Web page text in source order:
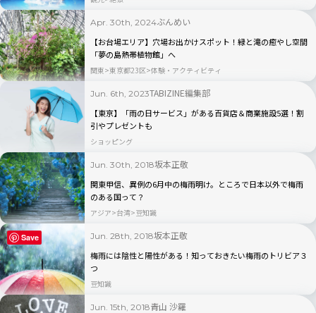
Apr. 30th, 2024ぶんめい
【お台場エリア】穴場お出かけスポット！緑と滝の癒やし空間
「夢の島熱帯植物館」へ
関東 東京都23区 体験・アクティビティ
Jun. 6th, 2023TABIZINE編集部
【東京】「雨の日サービス」がある百貨店＆商業施設5選！割
引やプレゼントも
ショッピング
Jun. 30th, 2018坂本正敬
関東甲信、異例の6月中の梅雨明け。ところで日本以外で梅雨
のある国って？
アジア 台湾 豆知識
Jun. 28th, 2018坂本正敬
梅雨には陰性と陽性がある！知っておきたい梅雨のトリビア３
つ
豆知識
Jun. 15th, 2018青山 沙羅
Save